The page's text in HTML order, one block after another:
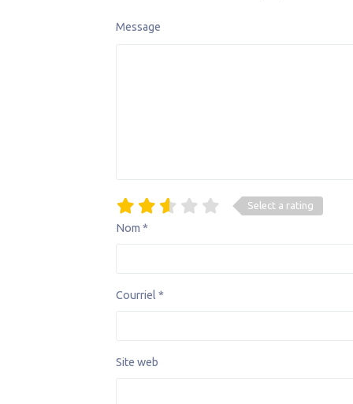
Message
Select a rating
Nom *
Courriel *
Site web